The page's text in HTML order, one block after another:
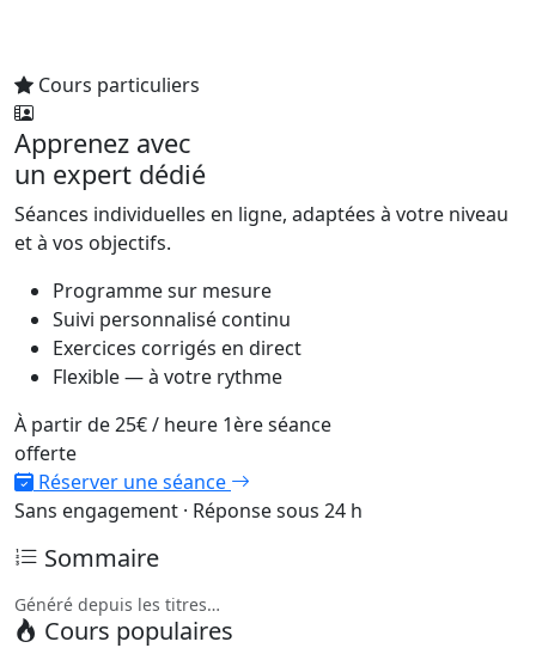
Cours particuliers
Apprenez avec
un expert dédié
Séances individuelles en ligne, adaptées à votre niveau
et à vos objectifs.
Programme sur mesure
Suivi personnalisé continu
Exercices corrigés en direct
Flexible — à votre rythme
À partir de25€/ heure 1ère séance
offerte
Réserver une séance
Sans engagement · Réponse sous 24 h
Sommaire
Généré depuis les titres…
Cours populaires